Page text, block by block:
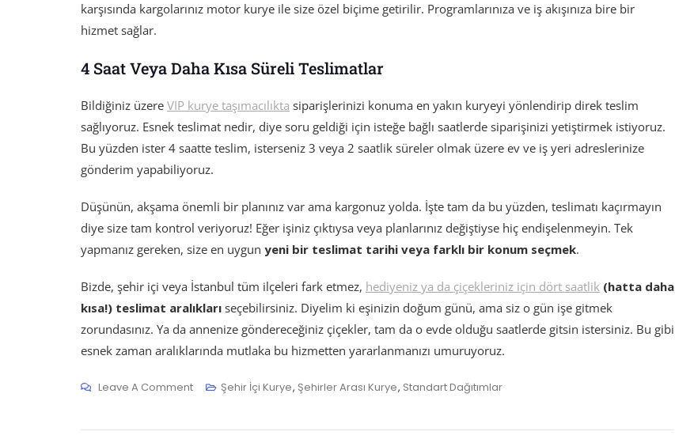
karşısında kargolarınız motor kurye ile size özel biçime getirilir. Programlarınıza ve iş akışınıza bire bir
hizmet sağlar.
4 Saat Veya Daha Kısa Süreli Teslimatlar
Bildiğiniz üzere VIP kurye taşımacılıkta siparişlerinizi konuma en yakın kuryeyi yönlendirip direk teslim
sağlıyoruz. Esnek teslimat nedir, diye soru geldiği için isteğe bağlı saatlerde siparişinizi yetiştirmek istiyoruz.
Bu yüzden ister 4 saatte teslim, isterseniz 3 veya 2 saatlik süreler olmak üzere ev ve iş yeri adreslerinize
gönderim yapabiliyoruz.
Düşünün, akşama önemli bir planınız var ama kargonuz yolda. İşte tam da bu yüzden, teslimatı kaçırmayın
diye size tam kontrol veriyoruz! Eğer işiniz çıktıysa veya planlarınız değiştiyse hiç endişelenmeyin. Tek
yapmanız gereken, size en uygun yeni bir teslimat tarihi veya farklı bir konum seçmek.
Bizde, şehir içi veya İstanbul tüm ilçeleri fark etmez, hediyeniz ya da çiçekleriniz için dört saatlik (hatta daha
kısa!) teslimat aralıkları seçebilirsiniz. Diyelim ki eşinizin doğum günü, ama siz o gün işe gitmek
zorundasınız. Ya da annenize göndereceğiniz çiçekler, tam da o evde olduğu saatlerde gitsin istersiniz. Bu gibi
esnek zaman aralıklarında mutlaka bu hizmetten yararlanmanızı umuruyoruz.
Leave A CommentOn
Teslimat
Şehir İçi Kurye, Şehirler Arası Kurye, Standart Dağıtımlar